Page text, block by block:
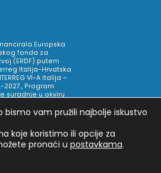
Europska
fonda za
(ERDF) putem
Italija-Hrvatska
VI-A Italija –
2027., Program
suradnje u okviru
Uvjeti korištenja Impressum
privatnosti
bismo vam pružili najbolje iskustvo
koje koristimo ili opcije za
pronaći u postavkama.